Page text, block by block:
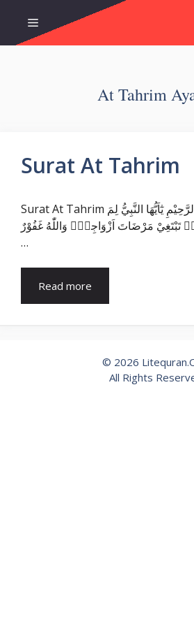
content
Menu
At Tahrim
Surat At Tahrim
Surat At Tahrim بِسْمِ اللّٰهِ الرَّحْمٰنِ الرَّحِيْمِ يٰٓاَيُّهَا النَّبِيُّ لِمَ
تَبْتَغِيْ مَرْضَاتَ اَزْوَاجِكَۗ وَاللّٰهُ غَفُوْرٌ
…
Read more
© 2026
All Rights